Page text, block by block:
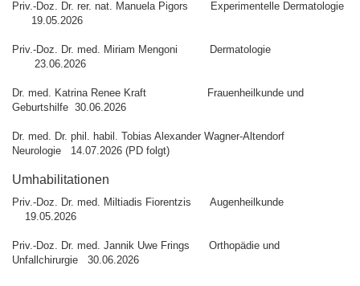
Priv.-Doz. Dr. rer. nat. Manuela Pigors Experimentelle Dermatologie
19.05.2026
Priv.-Doz. Dr. med. Miriam Mengoni Dermatologie
23.06.2026
Dr. med. Katrina Renee Kraft Frauenheilkunde und
Geburtshilfe 30.06.2026
Dr. med. Dr. phil. habil. Tobias Alexander Wagner-Altendorf
Neurologie 14.07.2026 (PD folgt)
Umhabilitationen
Priv.-Doz. Dr. med. Miltiadis Fiorentzis Augenheilkunde
19.05.2026
Priv.-Doz. Dr. med. Jannik Uwe Frings Orthopädie und
Unfallchirurgie 30.06.2026